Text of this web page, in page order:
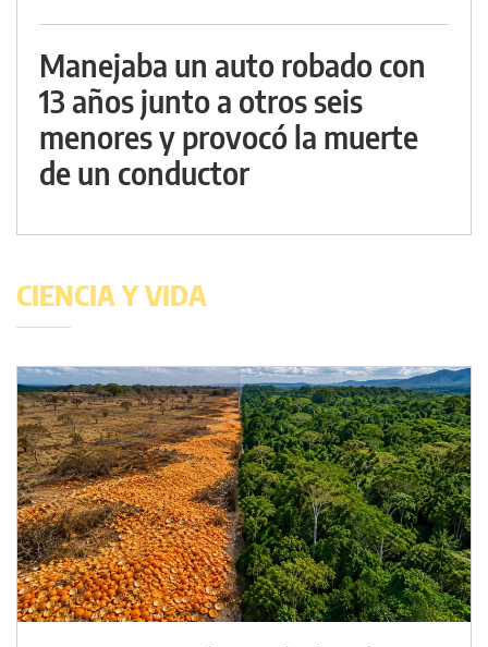
Manejaba un auto robado con
13 años junto a otros seis
menores y provocó la muerte
de un conductor
CIENCIA Y VIDA